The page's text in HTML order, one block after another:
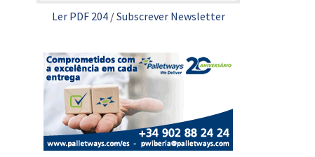
Ler PDF 204/Subscrever Newsletter